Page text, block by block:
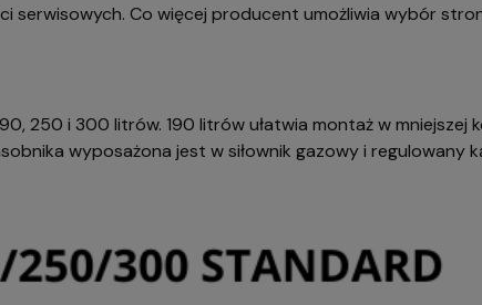
Co więcej producent umożliwia wybór
250 i 300 litrów. 190 litrów ułatwia montaż w mniejszej
wyposażona jest w siłownik gazowy i regulowany